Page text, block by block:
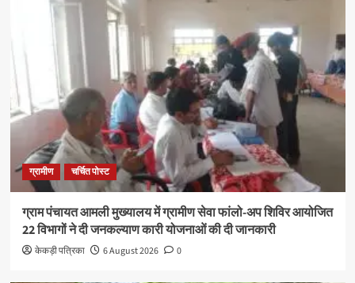
ग्रामीण चर्चित पोस्ट
ग्राम पंचायत आमली मुख्यालय में ग्रामीण सेवा फांलो-अप शिविर आयोजित
22 विभागों ने दी जनकल्याण कारी योजनाओं की दी जानकारी
केकड़ी पत्रिका 6 August 2026 0